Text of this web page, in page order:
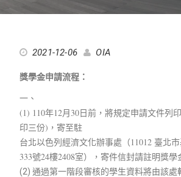
2021-12-06 OIA
獎學金申請流程：
一、
(1) 110年12月30日前，將規定申請文件列
印三份)，寄至駐
台北以色列經濟文化辦事處（11012 臺北
333號24樓2408室），寄件信封請註明獎學
(2) 通過第一階段審核的學生資料將由該處